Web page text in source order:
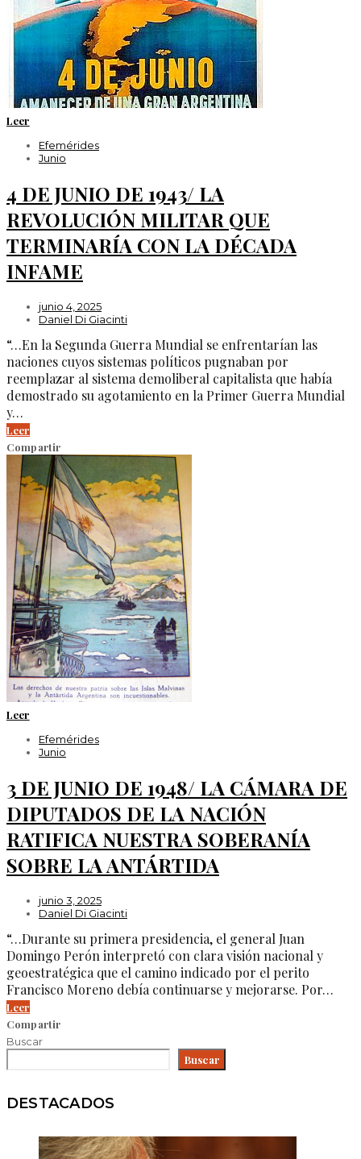
Leer
Efemérides
Junio
4 DE JUNIO DE 1943/ LA
REVOLUCIÓN MILITAR QUE
TERMINARÍA CON LA DÉCADA
INFAME
junio 4, 2025
Daniel Di Giacinti
“…En la Segunda Guerra Mundial se enfrentarían las
naciones cuyos sistemas políticos pugnaban por
reemplazar al sistema demoliberal capitalista que había
demostrado su agotamiento en la Primer Guerra Mundial
y…
Leer
Compartir
Leer
Efemérides
Junio
3 DE JUNIO DE 1948/ LA CÁMARA DE
DIPUTADOS DE LA NACIÓN
RATIFICA NUESTRA SOBERANÍA
SOBRE LA ANTÁRTIDA
junio 3, 2025
Daniel Di Giacinti
“…Durante su primera presidencia, el general Juan
Domingo Perón interpretó con clara visión nacional y
geoestratégica que el camino indicado por el perito
Francisco Moreno debía continuarse y mejorarse. Por…
Leer
Compartir
Buscar
Buscar
DESTACADOS